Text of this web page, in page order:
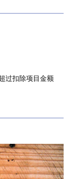
过扣除项目金额